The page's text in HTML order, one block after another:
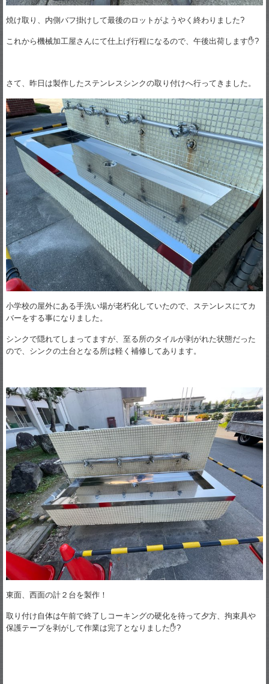
焼け取り、内側バフ掛けして最後のロットがようやく終わりました?
これから機械加工屋さんにて仕上げ行程になるので、午後出荷します✋?
さて、昨日は製作したステンレスシンクの取り付けへ行ってきました。
小学校の屋外にある手洗い場が老朽化していたので、ステンレスにてカ
バーをする事になりました。
シンクで隠れてしまってますが、至る所のタイルが剥がれた状態だった
ので、シンクの土台となる所は軽く補修してあります。
東面、西面の計２台を製作！
取り付け自体は午前で終了しコーキングの硬化を待って夕方、拘束具や
保護テープを剥がして作業は完了となりました✋?